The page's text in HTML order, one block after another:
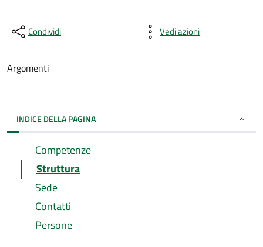
Condividi Vedi azioni
Argomenti
INDICE DELLA PAGINA
Competenze
Struttura
Sede
Contatti
Persone